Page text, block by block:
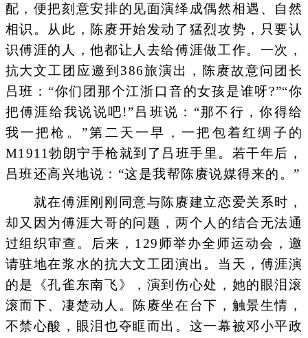
配，便把刻意安排的见面演绎成偶然相遇、自然
相识。从此，陈赓开始发动了猛烈攻势，只要认
识傅涯的人，他都让人去给傅涯做工作。一次，
抗大文工团应邀到386旅演出，陈赓故意问团长
吕班：“你们团那个江浙口音的女孩是谁呀?”“你
把傅涯给我说说吧!”吕班说：“那不行，你得给
我一把枪。”第二天一早，一把包着红绸子的
M1911勃朗宁手枪就到了吕班手里。若干年后，
吕班还高兴地说：“这是我帮陈赓说媒得来的。”
就在傅涯刚刚同意与陈赓建立恋爱关系时，
却又因为傅涯大哥的问题，两个人的结合无法通
过组织审查。后来，129师举办全师运动会，邀
请驻地在浆水的抗大文工团演出。当天，傅涯演
的是《孔雀东南飞》，演到伤心处，她的眼泪滚
滚而下、凄楚动人。陈赓坐在台下，触景生情，
不禁心酸，眼泪也夺眶而出。这一幕被邓小平政